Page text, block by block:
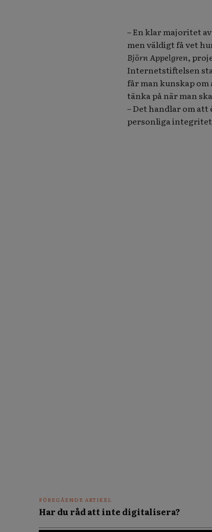
– En klar majoritet
men väldigt få vet
Björn Appelgren,
Internetstiftelsen
får man kunskap
tänka på när man
– Det handlar om
personliga integritet
FÖREGÅENDE ARTIKEL
Har du råd att inte digitalisera?